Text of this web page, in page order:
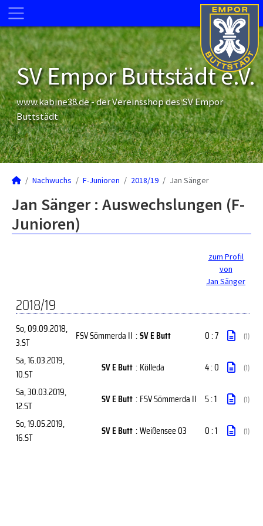
SV Empor Buttstädt e.V.
www.kabine38.de- der Vereinsshop des SV Empor
Buttstädt
Nachwuchs F-Junioren 2018/19 Jan Sänger
Jan Sänger : Auswechslungen (F-
Junioren)
zum Profil
von
Jan Sänger
2018/19
So, 09.09.2018,
3.ST
FSV Sömmerda II :SV E Butt 0 : 7 (1)
Sa, 16.03.2019,
10.ST
SV E Butt : Kölleda 4 : 0 (1)
Sa, 30.03.2019,
12.ST
SV E Butt : FSV Sömmerda II 5 : 1 (1)
So, 19.05.2019,
16.ST
SV E Butt :Weißensee 03 0 : 1 (1)